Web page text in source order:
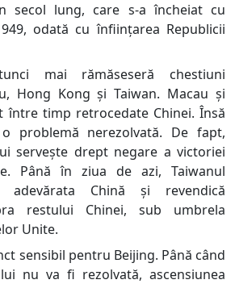
secol lung, care s-a încheiat cu
odată cu înființarea Republicii
mai rămăseseră chestiuni
Hong Kong și Taiwan. Macau și
între timp retrocedate Chinei. Însă
problemă nerezolvată. De fapt,
servește drept negare a victoriei
Până în ziua de azi, Taiwanul
Chină și revendică
restului Chinei, sub umbrela
Unite.
sensibil pentru Beijing. Până când
nu va fi rezolvată, ascensiunea